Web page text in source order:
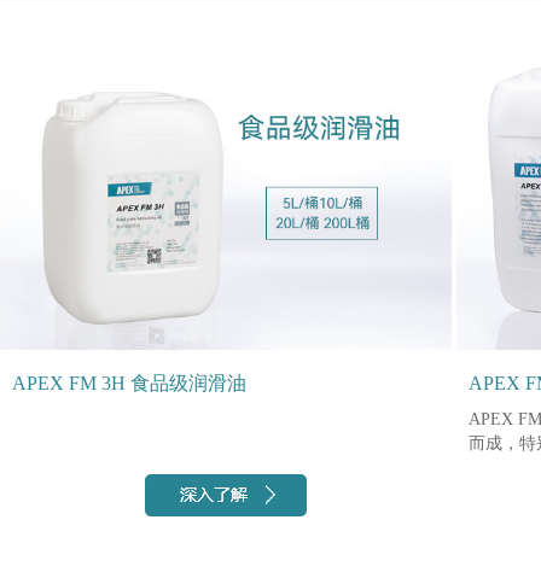
APEX FM 3H 食品级润滑油 APEX
APEX
而成，